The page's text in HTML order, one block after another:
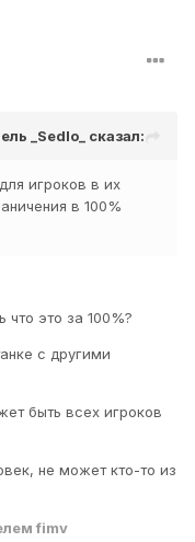
_Sedlo_ сказал:
игроков в их
в 100%
это за 100%?
с другими
быть всех игроков
не может кто-то из
fimv